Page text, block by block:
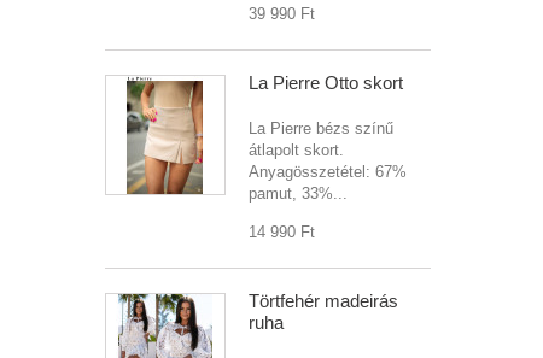
39 990 Ft‎
La Pierre Otto skort
La Pierre bézs színű
átlapolt skort.
Anyagösszetétel: 67%
pamut, 33%...
14 990 Ft‎
Törtfehér madeirás
ruha